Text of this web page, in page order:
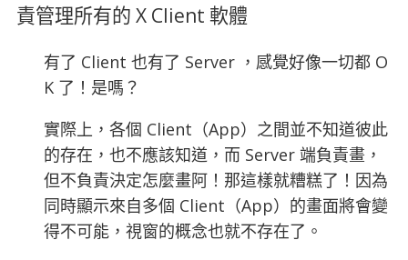
責管理所有的 X Client 軟體
有了 Client 也有了 Server ，感覺好像一切都 O
K 了！是嗎？
實際上，各個 Client（App）之間並不知道彼此
的存在，也不應該知道，而 Server 端負責畫，
但不負責決定怎麼畫阿！那這樣就糟糕了！因為
同時顯示來自多個 Client（App）的畫面將會變
得不可能，視窗的概念也就不存在了。